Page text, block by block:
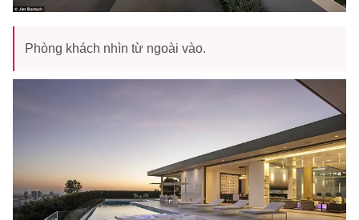
Phòng khách nhìn từ ngoài vào.